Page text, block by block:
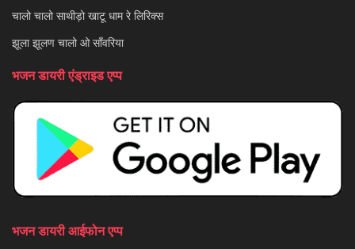
चालो चालो साथीड़ो खाटू धाम रे लिरिक्स
झूला झूलण चालो ओ साँवरिया
भजन डायरी एंड्राइड एप्प
भजन डायरी आईफोन एप्प